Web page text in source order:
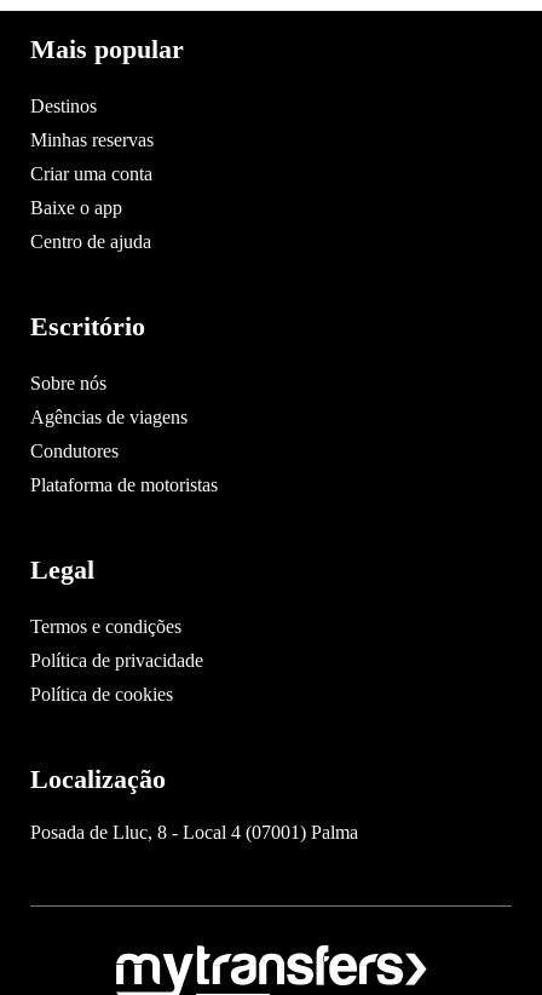
Mais popular
Destinos
Minhas reservas
Criar uma conta
Baixe o app
Centro de ajuda
Escritório
Sobre nós
Agências de viagens
Condutores
Plataforma de motoristas
Legal
Termos e condições
Política de privacidade
Política de cookies
Localização
Posada de Lluc, 8 - Local 4 (07001) Palma